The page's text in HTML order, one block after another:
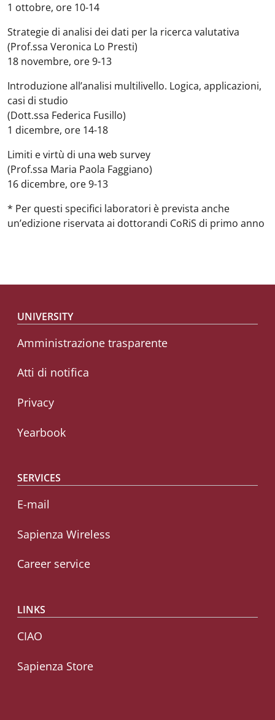
1 ottobre, ore 10-14
Strategie di analisi dei dati per la ricerca valutativa
(Prof.ssa Veronica Lo Presti)
18 novembre, ore 9-13
Introduzione all’analisi multilivello. Logica, applicazioni,
casi di studio
(Dott.ssa Federica Fusillo)
1 dicembre, ore 14-18
Limiti e virtù di una web survey
(Prof.ssa Maria Paola Faggiano)
16 dicembre, ore 9-13
* Per questi specifici laboratori è prevista anche
un’edizione riservata ai dottorandi CoRiS di primo anno
Footer menu
UNIVERSITY
Amministrazione trasparente
Atti di notifica
Privacy
Yearbook
SERVICES
E-mail
Sapienza Wireless
Career service
LINKS
CIAO
Sapienza Store